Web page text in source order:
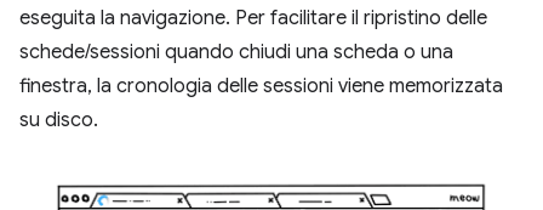
eseguita la navigazione. Per facilitare il ripristino delle
schede/sessioni quando chiudi una scheda o una
finestra, la cronologia delle sessioni viene memorizzata
su disco.